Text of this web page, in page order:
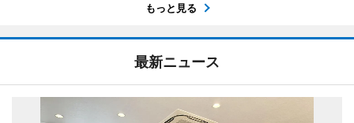
もっと見る
最新ニュース